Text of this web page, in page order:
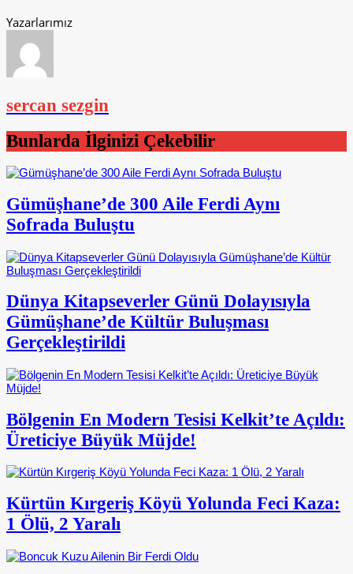
Yazarlarımız
sercan sezgin
Bunlarda İlginizi Çekebilir
Gümüşhane’de 300 Aile Ferdi Aynı
Sofrada Buluştu
Dünya Kitapseverler Günü Dolayısıyla
Gümüşhane’de Kültür Buluşması
Gerçekleştirildi
Bölgenin En Modern Tesisi Kelkit’te Açıldı:
Üreticiye Büyük Müjde!
Kürtün Kırgeriş Köyü Yolunda Feci Kaza:
1 Ölü, 2 Yaralı